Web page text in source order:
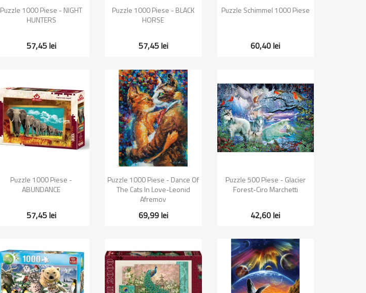
Vizualizare rapida
Puzzle 1000 Piese - NIGHT
HUNTERS
57,45 lei
Vizualizare rapida
Puzzle 1000 Piese - BLACK
HORSE
57,45 lei
Vizualizare rapida
Puzzle Schimmel 1000 Piese
60,40 lei
Vizualizare rapida
Puzzle 1000 Piese -
ABUNDANCE
57,45 lei
 Vizualizare rapida
Puzzle 1000 Piese - Dance Of
The Cats In Love-Leonid
Afremov
69,99 lei
Vizualizare rapida
Puzzle 500 Piese - Glacier
Forest-Ciro Marchetti
42,60 lei